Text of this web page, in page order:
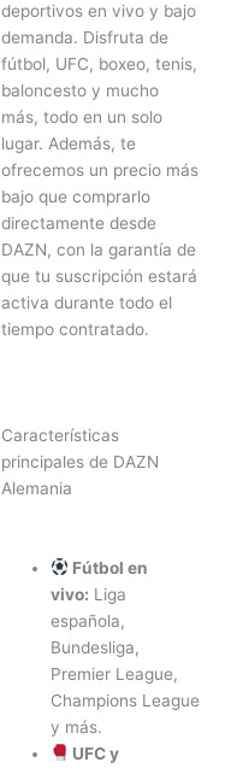
deportivos en vivo y bajo
demanda. Disfruta de
fútbol, UFC, boxeo, tenis,
baloncesto y mucho
más, todo en un solo
lugar. Además, te
ofrecemos un precio más
bajo que comprarlo
directamente desde
DAZN, con la garantía de
que tu suscripción estará
activa durante todo el
tiempo contratado.
Características
principales de DAZN
Alemania
Fútbol en
vivo: Liga
española,
Bundesliga,
Premier League,
Champions League
y más.
UFC y